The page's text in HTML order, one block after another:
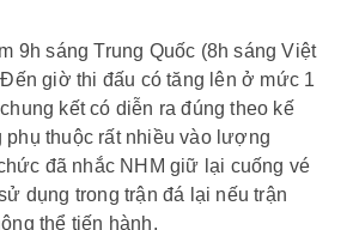
9h sáng Trung Quốc (8h sáng Việt
giờ thi đấu có tăng lên ở mức 1
kết có diễn ra đúng theo kế
phụ thuộc rất nhiều vào lượng
đã nhắc NHM giữ lại cuống vé
dụng trong trận đá lại nếu trận
thể tiến hành.